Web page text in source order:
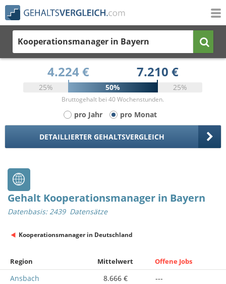
Kooperationsmanager in Bayern
4.224 € 7.210 €
25% 50% 25%
Bruttogehalt bei 40 Wochenstunden.
pro Jahr pro Monat
DETAILLIERTER GEHALTSVERGLEICH
Gehalt Kooperationsmanager in Bayern
Datenbasis: 2439 Datensätze
Kooperationsmanager in Deutschland
Region Mittelwert Offene Jobs
Ansbach 8.666 €
---